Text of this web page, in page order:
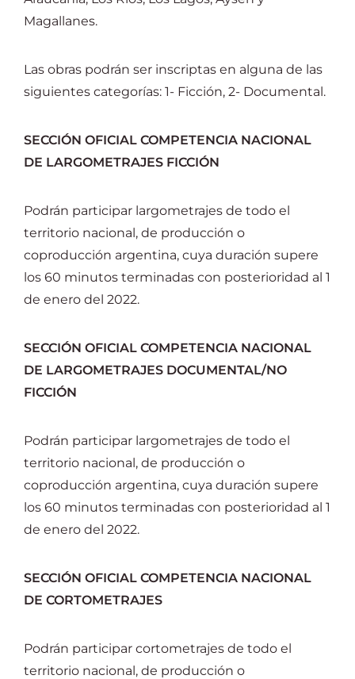
Magallanes.
Las obras podrán ser inscriptas en alguna de las
siguientes categorías: 1- Ficción, 2- Documental.
SECCIÓN OFICIAL COMPETENCIA NACIONAL
DE LARGOMETRAJES FICCIÓN
Podrán participar largometrajes de todo el
territorio nacional, de producción o
coproducción argentina, cuya duración supere
los 60 minutos terminadas con posterioridad al 1
de enero del 2022.
SECCIÓN OFICIAL COMPETENCIA NACIONAL
DE LARGOMETRAJES DOCUMENTAL/NO
FICCIÓN
Podrán participar largometrajes de todo el
territorio nacional, de producción o
coproducción argentina, cuya duración supere
los 60 minutos terminadas con posterioridad al 1
de enero del 2022.
SECCIÓN OFICIAL COMPETENCIA NACIONAL
DE CORTOMETRAJES
Podrán participar cortometrajes de todo el
territorio nacional, de producción o